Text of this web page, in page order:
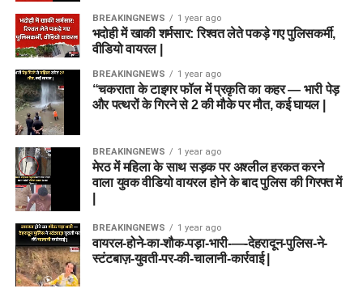
BREAKINGNEWS 1 year ago
भदोही में खाकी शर्मसार: रिश्वत लेते पकड़े गए पुलिसकर्मी,
वीडियो वायरल |
BREAKINGNEWS 1 year ago
“चकराता के टाइगर फॉल में प्रकृति का कहर — भारी पेड़
और पत्थरों के गिरने से 2 की मौके पर मौत, कई घायल |
BREAKINGNEWS 1 year ago
मेरठ में महिला के साथ सड़क पर अश्लील हरकत करने
वाला युवक वीडियो वायरल होने के बाद पुलिस की गिरफ्त में
BREAKINGNEWS 1 year ago
वायरल-होने-का-शौक-पड़ा-भारी-—-देहरादून-पुलिस-ने-
स्टंटबाज़-युवती-पर-की-चालानी-कार्रवाई |